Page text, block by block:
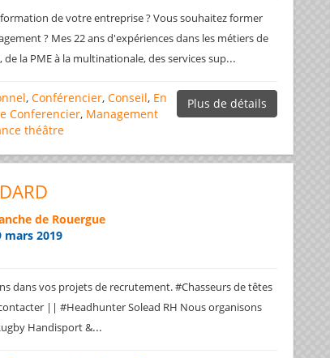
de votre entreprise ? Vous souhaitez former
? Mes 22 ans d'expériences dans les métiers de
la PME à la multinationale, des services sup...
Plus de détails
, Conférencier, Conseil, En
Conferencier, Management
théâtre
de Rouergue
mars 2019
dans vos projets de recrutement. #Chasseurs de têtes
|| #Headhunter Solead RH Nous organisons
Handisport &...